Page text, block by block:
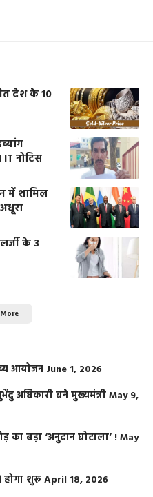
देश के 10
नोटिस
में शामिल
के 3
आयोजन June 1, 2026
अधिकारी बने मुख्यमंत्रीMay 9,
का बड़ा ‘अनुदान घोटाला’ !May
होगा शुरूApril 18, 2026